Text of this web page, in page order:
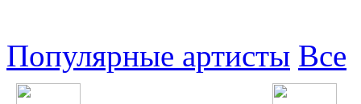
Популярные артисты Все